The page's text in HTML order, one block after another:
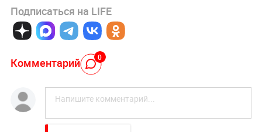
Подписаться на LIFE
Комментарий 0